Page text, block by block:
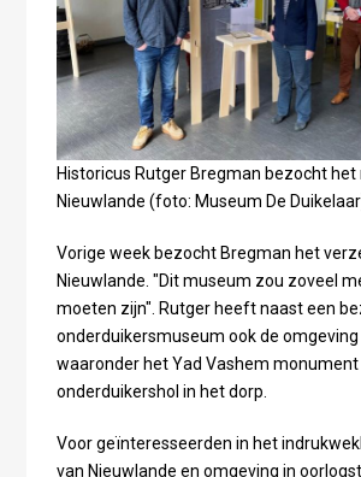
Historicus Rutger Bregman bezocht het
Nieuwlande (foto: Museum De
Vorige week bezocht Bregman het
Nieuwlande. "Dit museum zou zoveel
moeten zijn". Rutger heeft naast een
onderduikersmuseum ook de
waaronder het Yad Vashem monument
onderduikershol in het dorp.
Voor geïnteresseerden in het
van Nieuwlande en omgeving in